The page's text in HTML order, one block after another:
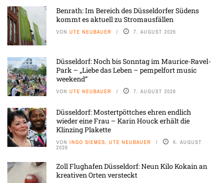
Benrath: Im Bereich des Düsseldorfer Südens
kommt es aktuell zu Stromausfällen
VON UTE NEUBAUER 7. AUGUST 2026
Düsseldorf: Noch bis Sonntag im Maurice-Ravel-
Park – „Liebe das Leben – pempelfort music
weekend“
VON UTE NEUBAUER 7. AUGUST 2026
Düsseldorf: Mostertpöttches ehren endlich
wieder eine Frau – Karin Houck erhält die
Klinzing Plakette
VON INGO SIEMES, UTE NEUBAUER 6. AUGUST
2026
Zoll Flughafen Düsseldorf: Neun Kilo Kokain an
kreativen Orten versteckt